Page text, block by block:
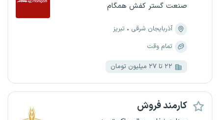
صنعت گستر کفش همگام
آذربایجان شرقی
تبریز
تمام وقت
۲۲ تا ۲۷ میلیون تومان
کارمند فروش